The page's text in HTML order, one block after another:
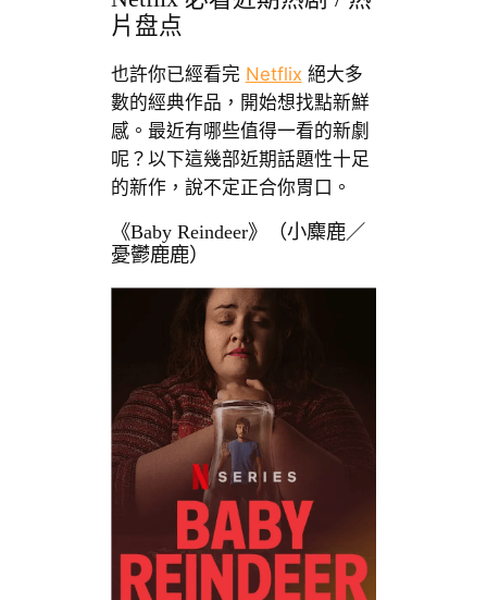
片盘点
也許你已經看完 Netflix 絕大多
數的經典作品，開始想找點新鮮
感。最近有哪些值得一看的新劇
呢？以下這幾部近期話題性十足
的新作，說不定正合你胃口。
《Baby Reindeer》（小麋鹿／
憂鬱鹿鹿）